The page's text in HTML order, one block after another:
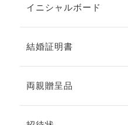
イニシャルボード
結婚証明書
両親贈呈品